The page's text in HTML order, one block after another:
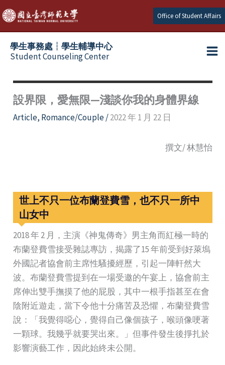
Skip
to
content
Office of Student Affairs
學生事務處┆學生輔導中心
Student Counseling Center
設界限，愛無限—淺談你我的身體界線
Article, Romance/Couple/2022 年 1 月 22 日
撰文/ 林慧怡
世上不只一位布蘭登費雪，也不只一所中
山女中
2018 年 2 月，主演《神鬼傳奇》男主角而紅極一時的
布蘭登費雪接受雜誌專訪，揭露了15 年前受到好萊塢
外國記者協會前主席性騷擾經歷，引起一陣軒然大
波。布蘭登費雪提到在一場受邀的午宴上，協會前主
席伸出雙手撫摸了他的屁股，其中一根手指甚至在會
陰附近遊走，當下令他十分痛苦及恐懼，布蘭登費雪
說：「我覺得噁心，覺得自己像個孩子，喉頭像哽著
一顆球。我幾乎就要哭出來。」但事件發生後掙扎於
影響演藝工作，因此始終未公開。